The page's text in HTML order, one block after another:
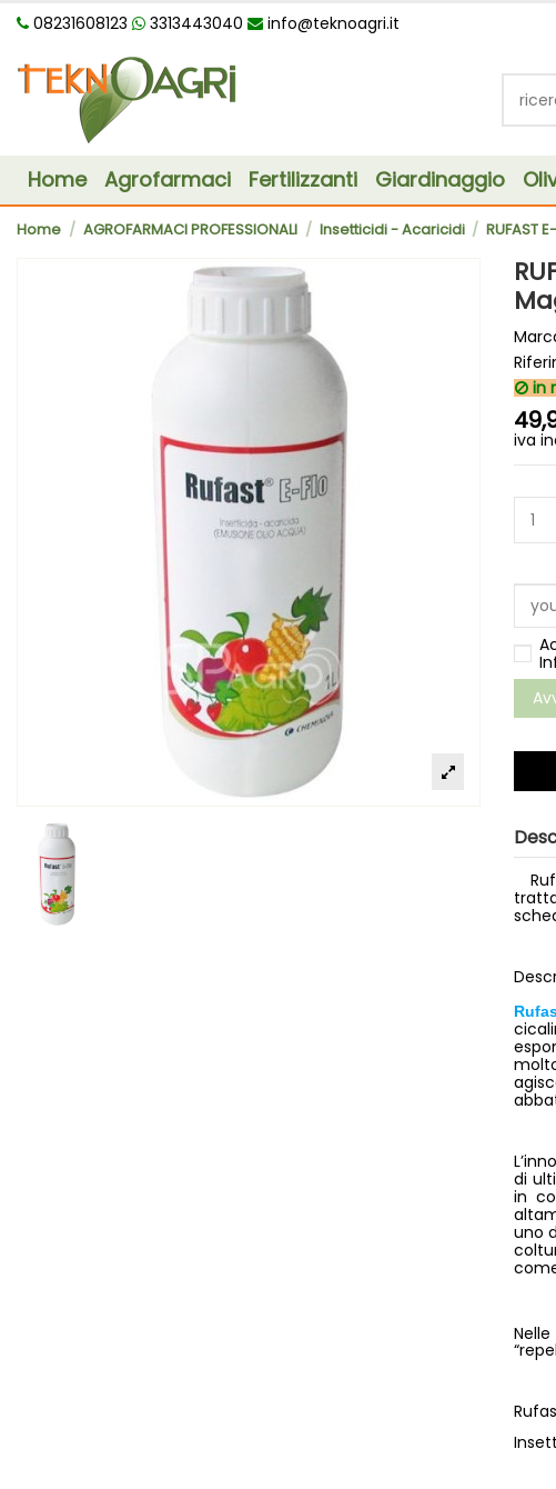
08231608123 3313443040 info@teknoagri.it
Home Agrofarmaci Fertilizzanti Giardinaggio
Home AGROFARMACI PROFESSIONALI Insetticidi - Acaricidi RUFAST
in
iva
di
in
uno